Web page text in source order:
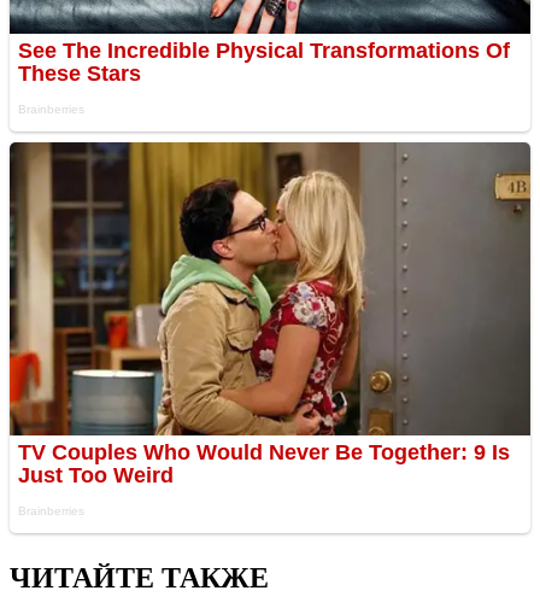
ЧИТАЙТЕ ТАКЖЕ